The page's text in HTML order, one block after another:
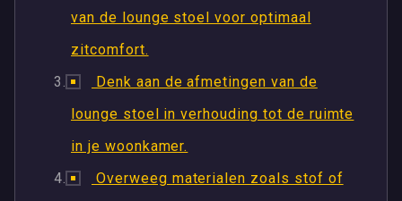
van de lounge stoel voor optimaal
zitcomfort.
Denk aan de afmetingen van de
lounge stoel in verhouding tot de ruimte
in je woonkamer.
Overweeg materialen zoals stof of